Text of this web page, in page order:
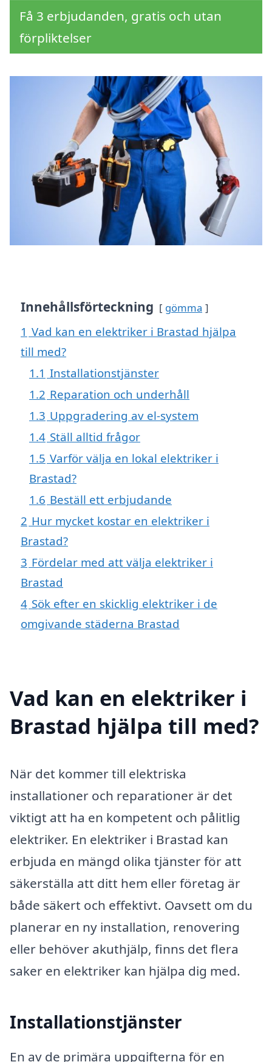
Få 3 erbjudanden, gratis och utan
förpliktelser
Innehållsförteckning gömma
1 Vad kan en elektriker i Brastad hjälpa
till med?
1.1 Installationstjänster
1.2 Reparation och underhåll
1.3 Uppgradering av el-system
1.4 Ställ alltid frågor
1.5 Varför välja en lokal elektriker i
Brastad?
1.6 Beställ ett erbjudande
2 Hur mycket kostar en elektriker i
Brastad?
3 Fördelar med att välja elektriker i
Brastad
4 Sök efter en skicklig elektriker i de
omgivande städerna Brastad
Vad kan en elektriker i
Brastad hjälpa till med?
När det kommer till elektriska
installationer och reparationer är det
viktigt att ha en kompetent och pålitlig
elektriker. En elektriker i Brastad kan
erbjuda en mängd olika tjänster för att
säkerställa att ditt hem eller företag är
både säkert och effektivt. Oavsett om du
planerar en ny installation, renovering
eller behöver akuthjälp, finns det flera
saker en elektriker kan hjälpa dig med.
Installationstjänster
En av de primära uppgifterna för en